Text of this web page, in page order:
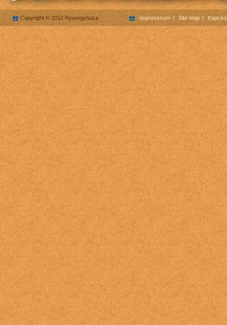
Copyright © 2012 Nyaregyhaza Impresszum Site map